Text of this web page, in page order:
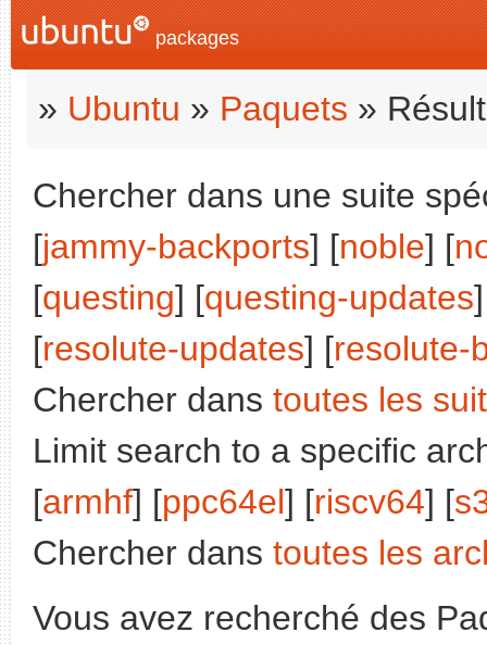
packages
» Ubuntu » Paquets »
Chercher dans une suite
[jammy-backports] [noble] [
[questing] [questing-updates
[resolute-updates] [resolute-
Chercher dans toutes les
Limit search to a specific
[armhf] [ppc64el] [riscv64] [
Chercher dans toutes les
Vous avez recherché des